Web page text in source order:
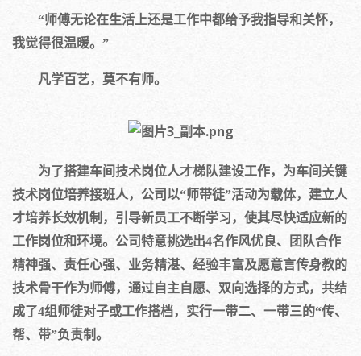
“师傅无论在生活上还是工作中都给予我指导和关怀，
我觉得很温暖。”
凡学百艺，莫不有师。
为了搭建车间技术岗位人才梯队建设工作，为车间关键
技术岗位培养接班人，公司以“师带徒”活动为载体，建立人
才培养长效机制，引导新员工不断学习，使其尽快适应新的
工作岗位和环境。公司特意挑选出4名作风优良、团队合作
精神强、责任心强、业务精湛、经验丰富及愿意言传身教的
技术骨干作为师傅，通过自主自愿、双向选择的方式，共结
成了4组师徒对子或工作搭档，实行一带二、一带三的“传、
帮、带”负责制。